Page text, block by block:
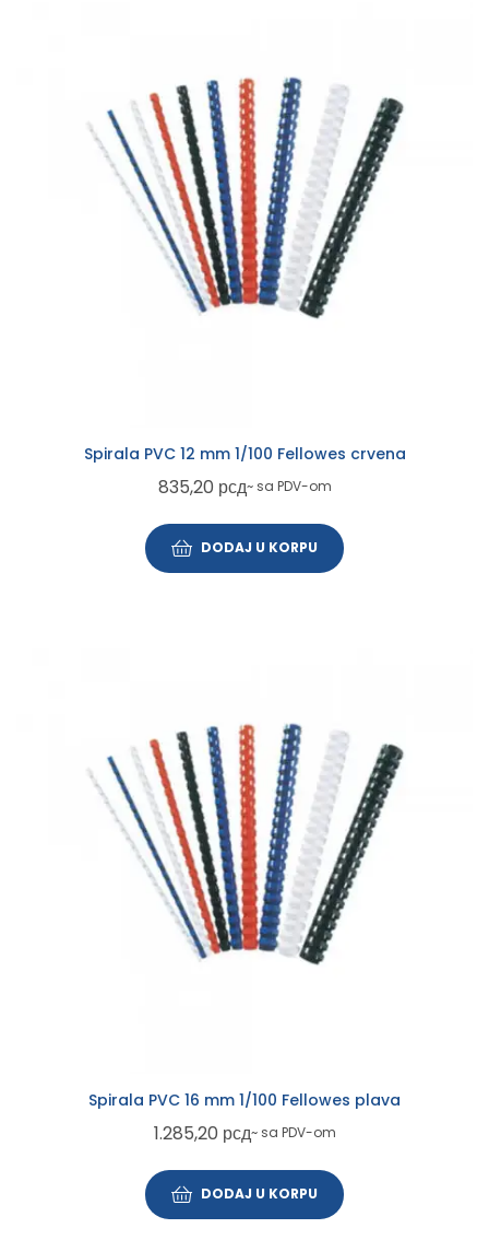
Spirala PVC 12 mm 1/100 Fellowes crvena
835,20 рсд~ sa PDV-om
DODAJ U KORPU
Spirala PVC 16 mm 1/100 Fellowes plava
1.285,20 рсд~ sa PDV-om
DODAJ U KORPU